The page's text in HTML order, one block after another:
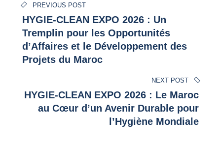
de
l’article
PREVIOUS POST
HYGIE-CLEAN EXPO 2026 : Un
Tremplin pour les Opportunités
d’Affaires et le Développement des
Projets du Maroc
NEXT POST
HYGIE-CLEAN EXPO 2026 : Le Maroc
au Cœur d’un Avenir Durable pour
l’Hygiène Mondiale